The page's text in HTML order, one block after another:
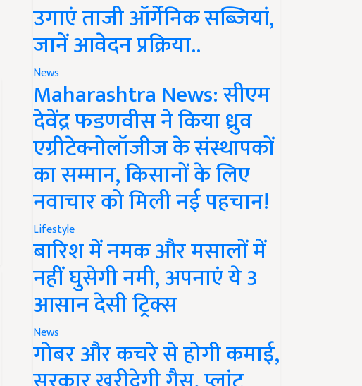
उगाएं ताजी ऑर्गेनिक सब्जियां,
जानें आवेदन प्रक्रिया..
News
Maharashtra News: सीएम
देवेंद्र फडणवीस ने किया ध्रुव
एग्रीटेक्नोलॉजीज के संस्थापकों
का सम्मान, किसानों के लिए
नवाचार को मिली नई पहचान!
Lifestyle
बारिश में नमक और मसालों में
नहीं घुसेगी नमी, अपनाएं ये 3
आसान देसी ट्रिक्स
News
गोबर और कचरे से होगी कमाई,